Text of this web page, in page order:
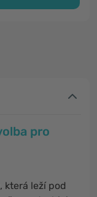
pro
, která leží pod